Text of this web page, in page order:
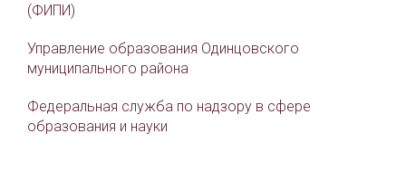
(ФИПИ)
Управление образования Одинцовского
муниципального района
Федеральная служба по надзору в сфере
образования и науки